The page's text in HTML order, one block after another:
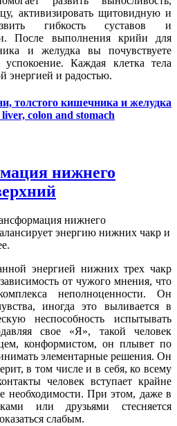
активизировать щитовидную и
гибкость суставов и
После выполнения крийи для
и желудка вы почувствуете
успокоение. Каждая клетка тела
энергией и радостью.
толстого кишечника и желудка
нижнего
нижнего
энергию нижних чакр и
энергией нижних трех чакр
от чужого мнения, что
неполноценности. Он
иногда это выливается в
неспособность испытывать
свое «Я», такой человек
конформистом, он плывет по
элементарные решения. Он
в том числе и в себя, ко всему
человек вступает крайне
необходимости. При этом, даже в
или друзьями стесняется
слабым.